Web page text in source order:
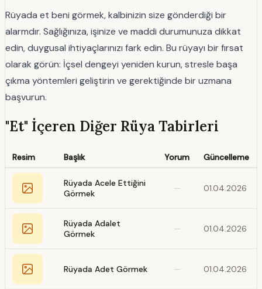
Rüyada et beni görmek, kalbinizin size gönderdiği bir
alarmdır. Sağlığınıza, işinize ve maddi durumunuza dikkat
edin, duygusal ihtiyaçlarınızı fark edin. Bu rüyayı bir fırsat
olarak görün: İçsel dengeyi yeniden kurun, stresle başa
çıkma yöntemleri geliştirin ve gerektiğinde bir uzmana
başvurun.
"Et" İçeren Diğer Rüya Tabirleri
Resim Başlık Yorum Güncelleme
Rüyada Acele Ettiğini
Görmek
— 01.04.2026
Rüyada Adalet
Görmek
— 01.04.2026
Rüyada Adet Görmek — 01.04.2026